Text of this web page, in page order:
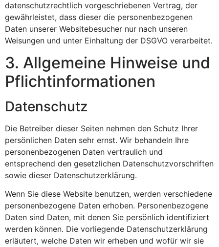
datenschutzrechtlich vorgeschriebenen Vertrag, der
gewährleistet, dass dieser die personenbezogenen
Daten unserer Websitebesucher nur nach unseren
Weisungen und unter Einhaltung der DSGVO verarbeitet.
3. Allgemeine Hinweise und
Pflicht­informationen
Datenschutz
Die Betreiber dieser Seiten nehmen den Schutz Ihrer
persönlichen Daten sehr ernst. Wir behandeln Ihre
personenbezogenen Daten vertraulich und
entsprechend den gesetzlichen Datenschutzvorschriften
sowie dieser Datenschutzerklärung.
Wenn Sie diese Website benutzen, werden verschiedene
personenbezogene Daten erhoben. Personenbezogene
Daten sind Daten, mit denen Sie persönlich identifiziert
werden können. Die vorliegende Datenschutzerklärung
erläutert, welche Daten wir erheben und wofür wir sie